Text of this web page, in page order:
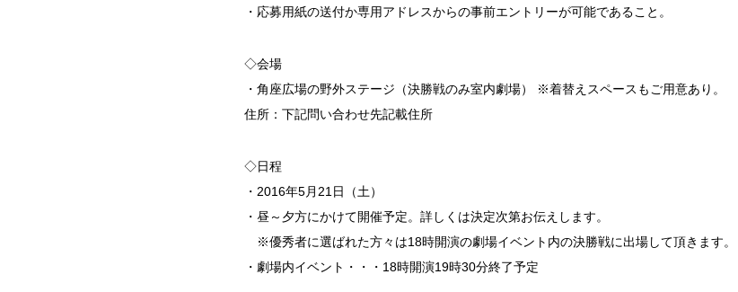
・応募用紙の送付か専用アドレスからの事前エントリーが可能であること。
◇会場
・角座広場の野外ステージ（決勝戦のみ室内劇場） ※着替えスペースもご用意あり。
住所：下記問い合わせ先記載住所
◇日程
・2016年5月21日（土）
・昼～夕方にかけて開催予定。詳しくは決定次第お伝えします。
※優秀者に選ばれた方々は18時開演の劇場イベント内の決勝戦に出場して頂きます。
・劇場内イベント・・・18時開演19時30分終了予定